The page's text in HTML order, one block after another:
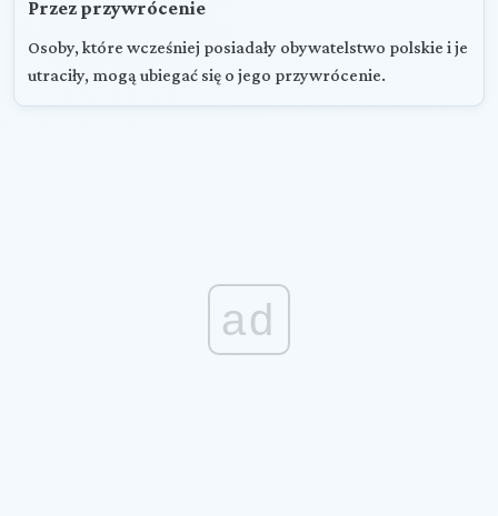
Przez przywrócenie
Osoby, które wcześniej posiadały obywatelstwo polskie i je
utraciły, mogą ubiegać się o jego przywrócenie.
ad